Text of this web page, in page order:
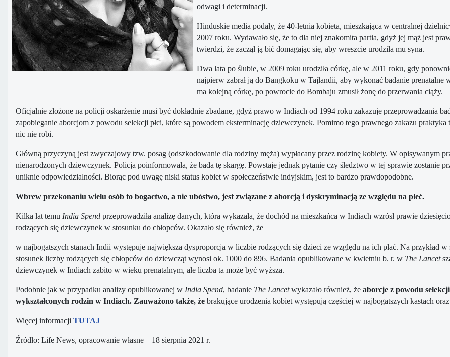
odwagi i determinacji.
Hinduskie media podały, że 40-letnia kobieta, mieszkająca w centralnej
2007 roku. Wydawało się, że to dla niej znakomita partia, gdyż jej mąż jest
twierdzi, że zaczął ją bić domagając się, aby wreszcie urodziła mu syna.
Dwa lata po ślubie, w 2009 roku urodziła córkę, ale w 2011 roku, gdy
najpierw zabrał ją do Bangkoku w Tajlandii, aby wykonać badanie prenatalne
ma kolejną córkę, po powrocie do Bombaju zmusił żonę do przerwania ciąży.
Oficjalnie złożone na policji oskarżenie musi być dokładnie zbadane, gdyż prawo w Indiach od 1994 roku zakazuje przeprowadzania
zapobieganie aborcjom z powodu selekcji płci, które są powodem eksterminację dziewczynek. Pomimo tego prawnego zakazu
nic nie robi.
Główną przyczyną jest zwyczajowy tzw. posag (odszkodowanie dla rodziny męża) wypłacany przez rodzinę kobiety. W opisywanym
nienarodzonych dziewczynek. Policja poinformowała, że ​​bada tę skargę. Powstaje jednak pytanie czy śledztwo w tej sprawie zostanie
uniknie odpowiedzialności. Biorąc pod uwagę niski status kobiet w społeczeństwie indyjskim, jest to bardzo prawdopodobne.
Wbrew przekonaniu wielu osób to bogactwo, a nie ubóstwo, jest związane z aborcją i dyskryminacją ze względu na płeć.
Kilka lat temu India Spend przeprowadziła analizę danych, która wykazała, że ​​dochód na mieszkańca w Indiach wzrósł prawie
rodzących się dziewczynek w stosunku do chłopców. Okazało się również, że
​​w najbogatszych stanach Indii występuje największa dysproporcja w liczbie rodzących się dzieci ze względu na ich płać. Na przykład
stosunek liczby rodzących się chłopców do dziewcząt wynosi ok. 1000 do 896. Badania opublikowane w kwietniu b. r. w The Lancet
dziewczynek w Indiach zabito w wieku prenatalnym, ale liczba ta może być wyższa.
Podobnie jak w przypadku analizy opublikowanej w India Spend, badanie The Lancetwykazało również, że aborcje z powodu
wykształconych rodzin w Indiach. Zauważono także, że brakujące urodzenia kobiet występują częściej w najbogatszych kastach
Więcej informacji TUTAJ
Źródło: Life News, opracowanie własne – 18 sierpnia 2021 r.